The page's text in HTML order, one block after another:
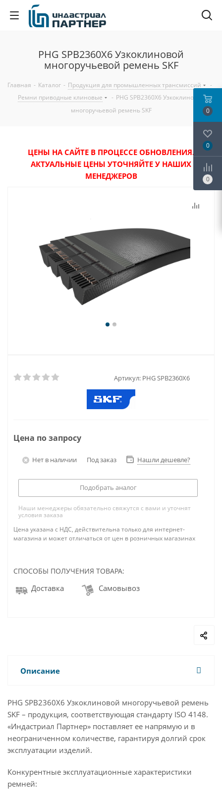
PHG SPB2360X6 Узкоклиновой
многоручьевой ремень SKF
Главная - Каталог - Продукция для промышленных трансмиссий
-
Ремни приводные клиновые
- PHG SPB2360X6 Узкоклиновой
многоручьевой ремень SKF
ЦЕНЫ НА САЙТЕ В ПРОЦЕССЕ ОБНОВЛЕНИЯ.
АКТУАЛЬНЫЕ ЦЕНЫ УТОЧНЯЙТЕ У НАШИХ
МЕНЕДЖЕРОВ
Артикул: PHG SPB2360X6
Цена по запросу
Нет в наличии Под заказ Нашли дешевле?
Подобрать аналог
Наши менеджеры обязательно свяжутся с вами и уточнят
условия заказа
Цена указана с НДС, действительна только для интернет-
магазина и может отличаться от цен в розничных магазинах
СПОСОБЫ ПОЛУЧЕНИЯ ТОВАРА:
Доставка Самовывоз
Описание
PHG SPB2360X6 Узкоклиновой многоручьевой ремень
SKF – продукция, соответствующая стандарту ISO 4148.
«Индастриал Партнер» поставляет ее напрямую и в
неограниченном количестве, гарантируя долгий срок
эксплуатации изделий.
Конкурентные эксплуатационные характеристики
ремней:
0
0
0